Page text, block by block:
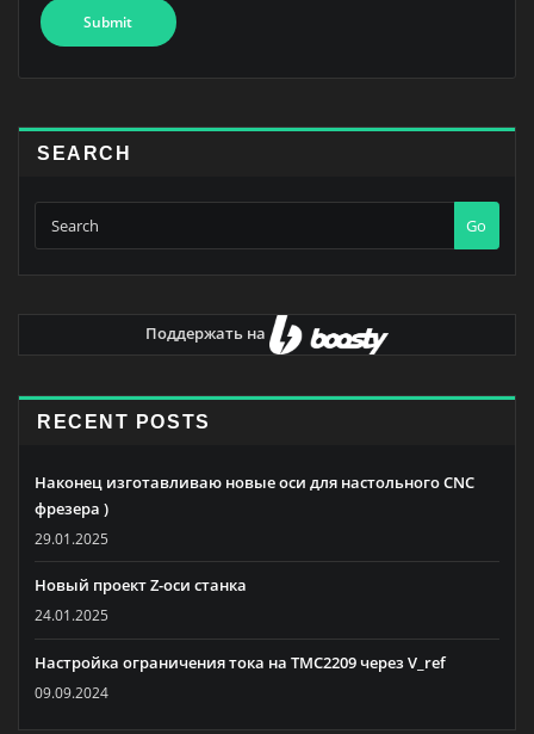
SEARCH
Go
Поддержать на
RECENT POSTS
Наконец изготавливаю новые оси для настольного CNC
фрезера )
29.01.2025
Новый проект Z-оси станка
24.01.2025
Настройка ограничения тока на TMC2209 через V_ref
09.09.2024